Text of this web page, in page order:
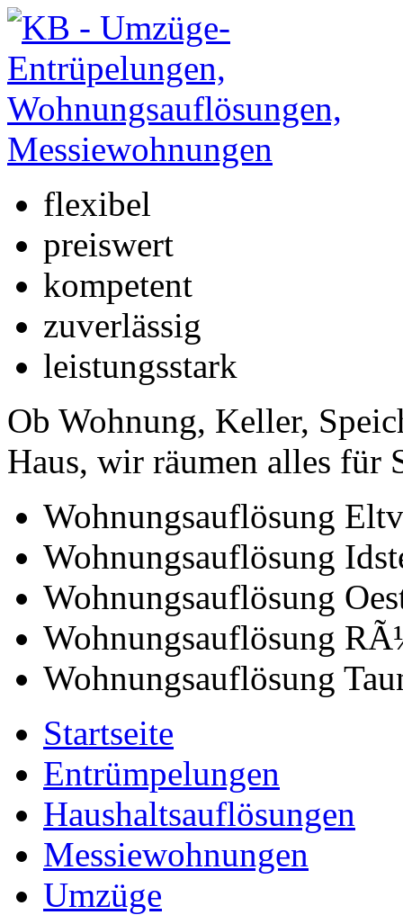
flexibel
preiswert
kompetent
zuverlässig
leistungsstark
Ob Wohnung, Keller,
Haus, wir räumen alles für
Wohnungsauflösung
Wohnungsauflösung
Wohnungsauflösung
Wohnungsauflösung
Wohnungsauflösung
Startseite
Entrümpelungen
Haushaltsauflösungen
Messiewohnungen
Umzüge